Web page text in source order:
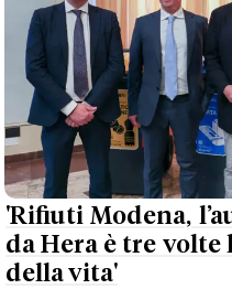
'Rifiuti Modena,
da Hera è tre volte
della vita'